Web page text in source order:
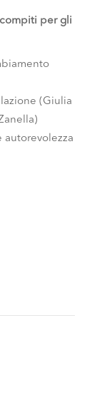
per gli
(Giulia
autorevolezza